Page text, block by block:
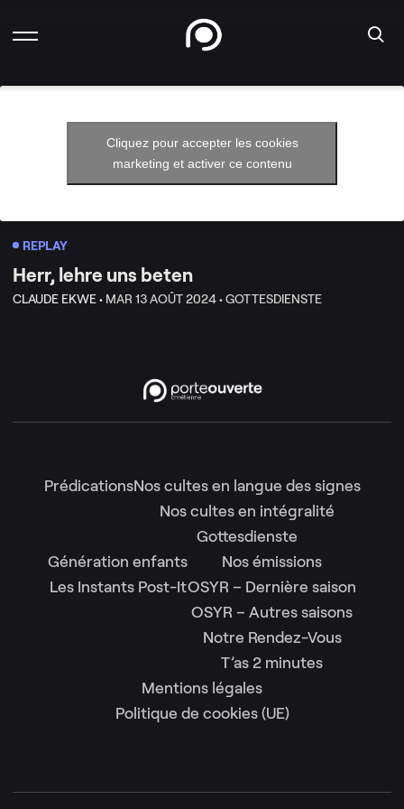
Cliquez pour accepter les cookies
marketing et activer ce contenu
REPLAY
Herr, lehre uns beten
CLAUDE EKWE • MAR 13 AOÛT 2024 •GOTTESDIENSTE
PrédicationsNos cultes en langue des signes
Nos cultes en intégralité
Gottesdienste
Génération enfants
Les Instants Post-It
Nos émissions
OSYR – Dernière saison
OSYR – Autres saisons
Notre Rendez-Vous
T’as 2 minutes
Mentions légales
Politique de cookies (UE)